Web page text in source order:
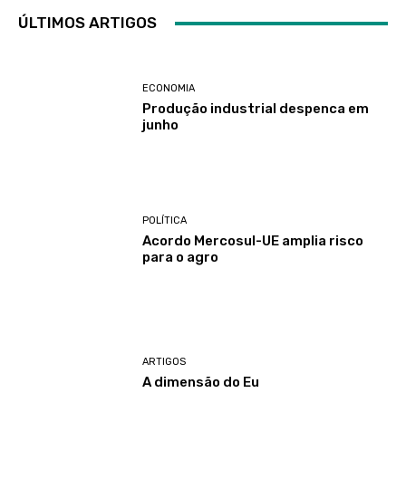
ÚLTIMOS ARTIGOS
ECONOMIA
Produção industrial despenca em
junho
POLÍTICA
Acordo Mercosul-UE amplia risco
para o agro
ARTIGOS
A dimensão do Eu